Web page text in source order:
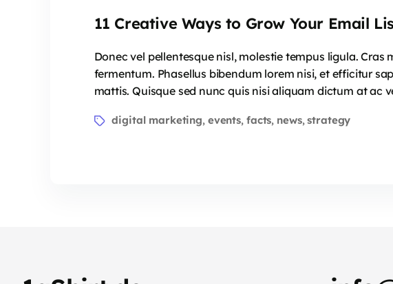
11 Creative Ways to Grow Your Email
Donec vel pellentesque nisl, molestie tempus ligula.
fermentum. Phasellus bibendum lorem nisi, et efficitur
mattis. Quisque sed nunc quis nisi aliquam dictum at ac
digital marketing, events, facts, news,strategy